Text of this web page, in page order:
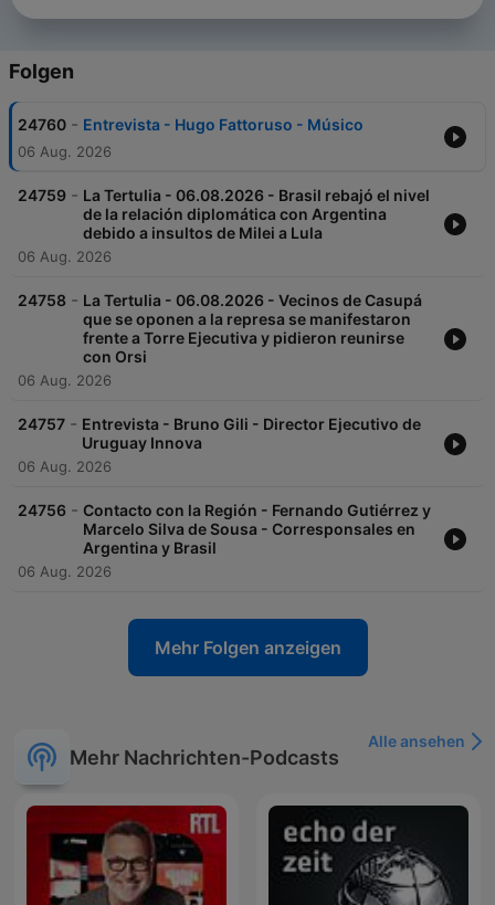
Folgen
24760 - Entrevista - Hugo Fattoruso - Músico
06 Aug. 2026
24759 - La Tertulia - 06.08.2026 - Brasil rebajó el nivel
de la relación diplomática con Argentina
debido a insultos de Milei a Lula
06 Aug. 2026
24758 - La Tertulia - 06.08.2026 - Vecinos de Casupá
que se oponen a la represa se manifestaron
frente a Torre Ejecutiva y pidieron reunirse
con Orsi
06 Aug. 2026
24757 - Entrevista - Bruno Gili - Director Ejecutivo de
Uruguay Innova
06 Aug. 2026
24756 - Contacto con la Región - Fernando Gutiérrez y
Marcelo Silva de Sousa - Corresponsales en
Argentina y Brasil
06 Aug. 2026
Mehr Folgen anzeigen
Mehr Nachrichten-Podcasts
Alle ansehen